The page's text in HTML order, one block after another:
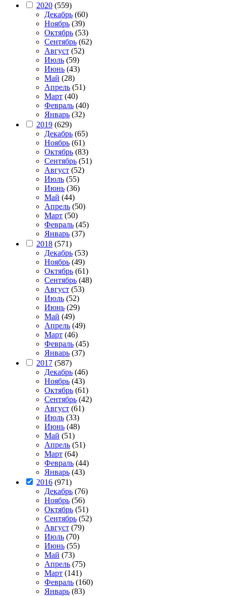
2020 (559)
Декабрь (60)
Ноябрь (39)
Октябрь (53)
Сентябрь (62)
Август (52)
Июль (59)
Июнь (43)
Май (28)
Апрель (51)
Март (40)
Февраль (40)
Январь (32)
2019 (629)
Декабрь (65)
Ноябрь (61)
Октябрь (83)
Сентябрь (51)
Август (52)
Июль (55)
Июнь (36)
Май (44)
Апрель (50)
Март (50)
Февраль (45)
Январь (37)
2018 (571)
Декабрь (53)
Ноябрь (49)
Октябрь (61)
Сентябрь (48)
Август (53)
Июль (52)
Июнь (29)
Май (49)
Апрель (49)
Март (46)
Февраль (45)
Январь (37)
2017 (587)
Декабрь (46)
Ноябрь (43)
Октябрь (61)
Сентябрь (42)
Август (61)
Июль (33)
Июнь (48)
Май (51)
Апрель (51)
Март (64)
Февраль (44)
Январь (43)
2016 (971)
Декабрь (76)
Ноябрь (56)
Октябрь (51)
Сентябрь (52)
Август (79)
Июль (70)
Июнь (55)
Май (73)
Апрель (75)
Март (141)
Февраль (160)
Январь (83)